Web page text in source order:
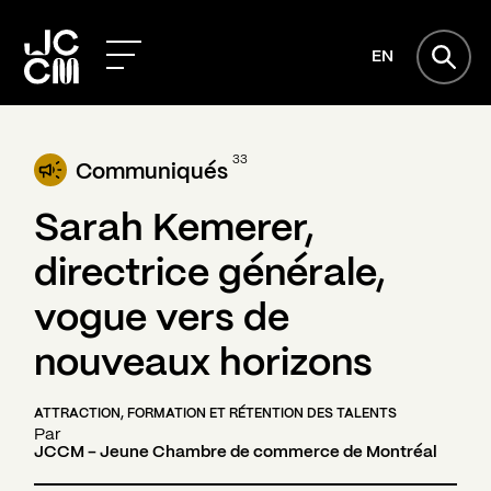
EN
Communiqués
33
Sarah Kemerer,
directrice générale,
vogue vers de
nouveaux horizons
ATTRACTION, FORMATION ET RÉTENTION DES TALENTS
Par
JCCM - Jeune Chambre de commerce de Montréal